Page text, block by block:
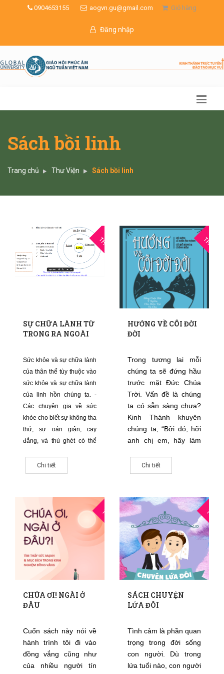
0904653155 aogvn.gu@gmail.com Giỏ hàng
Đăng nhập
Sách bồi linh
Trang chủ Thư Viện Sách bồi linh
THG10
SỰ CHỮA LÀNH TỪ
TRONG RA NGOÀI
Sức khỏe và sự chữa lành
của thân thể tùy thuộc vào
sức khỏe và sự chữa lành
của linh hồn chúng ta. -
Các chuyên gia về sức
khỏe cho biết sự không tha
thứ, sự oán giận, cay
đắng, và thù ghét có thể
thấp khớp và ung
thư.
Chi tiết
THG10
HƯỚNG VỀ CÕI ĐỜI
ĐỜI
Trong tương lai mỗi
chúng ta sẽ đứng hầu
trước mặt Đức Chúa
Trời. Vấn đề là chúng
ta có sẵn sàng chưa?
Kinh Thánh khuyên
chúng ta, “Bởi đó, hỡi
anh chị em, hãy làm
kêu gọi và chọn lựa
của anh chị em được
1:10). Từ nhấn
mạnh ở đây là chắc
chắn.
Chi tiết
24
THG9
CHÚA ƠI! NGÀI Ở
ĐÂU
Cuốn sách này nói về
hành trình tôi đi vào
đồng vắng cũng như
của nhiều người tín
THG9
SÁCH CHUYỆN
LỨA ĐÔI
Tình cảm là phần quan
trọng trong đời sống
con người. Dù trong
lứa tuổi nào, con người